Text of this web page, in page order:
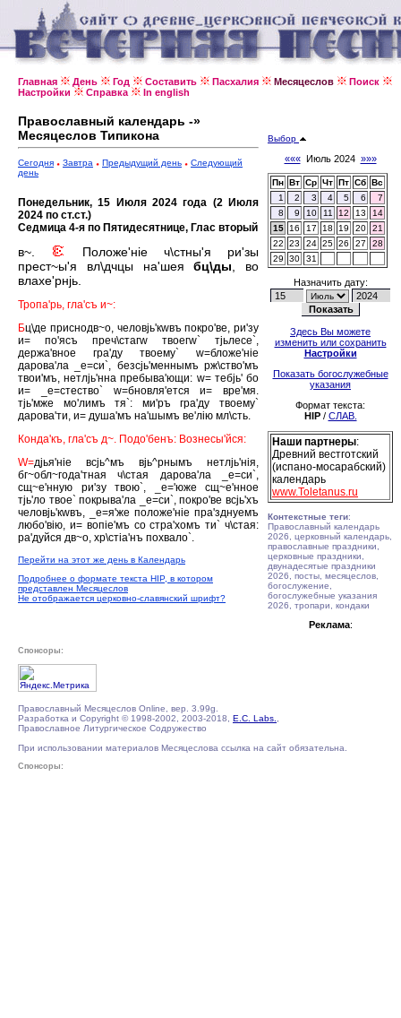
Главная День Год Составить Пасхалия Месяцеслов
Поиск
Настройки
Справка In english
Православный календарь -»
Месяцеслов Типикона
Сегодня Завтра Предыдущий день
Следующий
день
Понедельник, 15 Июля 2024 года (2 Июля
2024 по ст.ст.)
Седмица 4-я по Пятидесятнице, Глас вторый
в~.
Положе'нiе ч\стны'я ри'зы
прест~ы'я вл\дчцы на'шеябц\ды , во
влахе'рнjь.
Тропа'рь, гла'съ и~:
Бц\де приснодв~о, человjь'кwвъ покро'ве, ри'зу
и= по'ясъ преч\стагw твоегw` тjьлесе`,
держа'вное гра'ду твоему` w=бложе'нiе
дарова'ла _е=си`, безсjь'меннымъ рж\ство'мъ
твои'мъ, нетлjь'нна пребыва'ющи: w= тебjь' бо
и= _е=стество` w=бновля'ется и= вре'мя.
тjь'мже мо'лимъ тя`: ми'ръ гра'ду твоему`
дарова'ти, и= душа'мъ на'шымъ ве'лiю мл\сть.
Конда'къ, гла'съ д~. Подо'бенъ: Вознесы'йся:
W=дjья'нiе всjь^мъ вjь^рнымъ нетлjь'нiя,
бг~обл~года'тная ч\стая дарова'ла _е=си`,
сщ~е'нную ри'зу твою`, _е='юже сщ~е'нное
тjь'ло твое` покрыва'ла _е=си`, покро'ве всjь'хъ
человjь'кwвъ, _е=я'же положе'нiе пра'зднуемъ
любо'вiю, и= вопiе'мъ со стра'хомъ ти` ч\стая:
ра'дуйся дв~о, хр\стiа'нъ похвало`.
Перейти на этот же день в Календарь
Подробнее о формате текста HIP, в котором
представлен Месяцеслов
Не отображается церковно-славянский шрифт?
Выбор
«««Июль 2024 »»»
Пн Вт Ср Чт Пт Сб Вс
1
2 3 4 5 6
7
8
9 10 11 12 13
14
15
16 17 18 19 20
21
22
23 24 25 26 27
28
29
30 31
Назначить дату:
Здесь Вы можете
изменить или сохранить
Настройки
Показать богослужебные
указания
Формат текста:
HIP/ СЛАВ.
Наши партнеры:
Древний вестготский
(испано-мосарабский)
календарь
www.Toletanus.ru
Контекстные теги:
Православный календарь
2026, церковный календарь,
православные праздники,
церковные праздники,
двунадесятые праздники
2026, посты, месяцеслов,
богослужение,
богослужебные указания
2026, тропари, кондаки
Реклама:
Спонсоры:
Православный Месяцеслов Online, вер. 3.99g.
Разработка и Copyright © 1998-2002, 2003-2018, E.C. Labs.
Православное Литургическое Содружество
При использовании материалов Месяцеслова ссылка на сайт обязательна.
Спонсоры: